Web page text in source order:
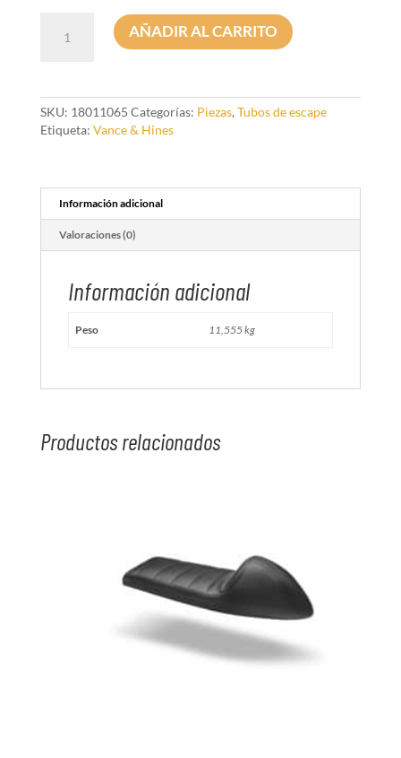
CHROME
W/BLACK
AÑADIR AL CARRITO
SKU: 18011065 Categorías: Piezas, Tubos de escape
Etiqueta: Vance & Hines
Información adicional
Valoraciones (0)
Información adicional
Peso 11,555 kg
Productos relacionados